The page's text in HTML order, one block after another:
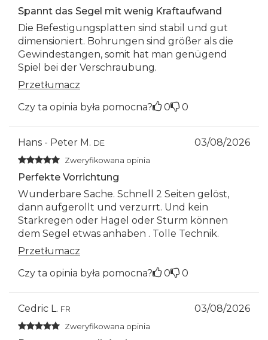
Spannt das Segel mit wenig Kraftaufwand
Die Befestigungsplatten sind stabil und gut
dimensioniert. Bohrungen sind größer als die
Gewindestangen, somit hat man genügend
Spiel bei der Verschraubung.
Przetłumacz
Czy ta opinia była pomocna?
0 0
Hans - Peter M. DE 03/08/2026
Zweryfikowana opinia
Perfekte Vorrichtung
Wunderbare Sache. Schnell 2 Seiten gelöst,
dann aufgerollt und verzurrt. Und kein
Starkregen oder Hagel oder Sturm können
dem Segel etwas anhaben . Tolle Technik.
Przetłumacz
Czy ta opinia była pomocna?
0 0
Cedric L. FR 03/08/2026
Zweryfikowana opinia